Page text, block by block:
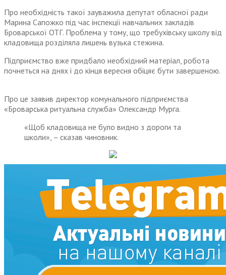
Про необхідність такої зауважила депутат обласної ради
Марина Сапожко під час інспекції навчальних закладів
Броварської ОТГ. Проблема у тому, що требухівську школу від
кладовища розділяла лишень вузька стежина.
Підприємство вже придбало необхідний матеріал, робота
почнеться на днях і до кінця вересня обіцяє бути завершеною.
Про це заявив директор комунального підприємства
«Броварська ритуальна служба» Олександр Мурга.
«Щоб кладовища не було видно з дороги та
школи», – сказав чиновник.